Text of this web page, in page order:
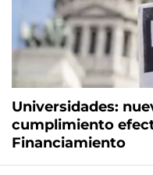
Universidades:
cumplimiento
Financiamiento